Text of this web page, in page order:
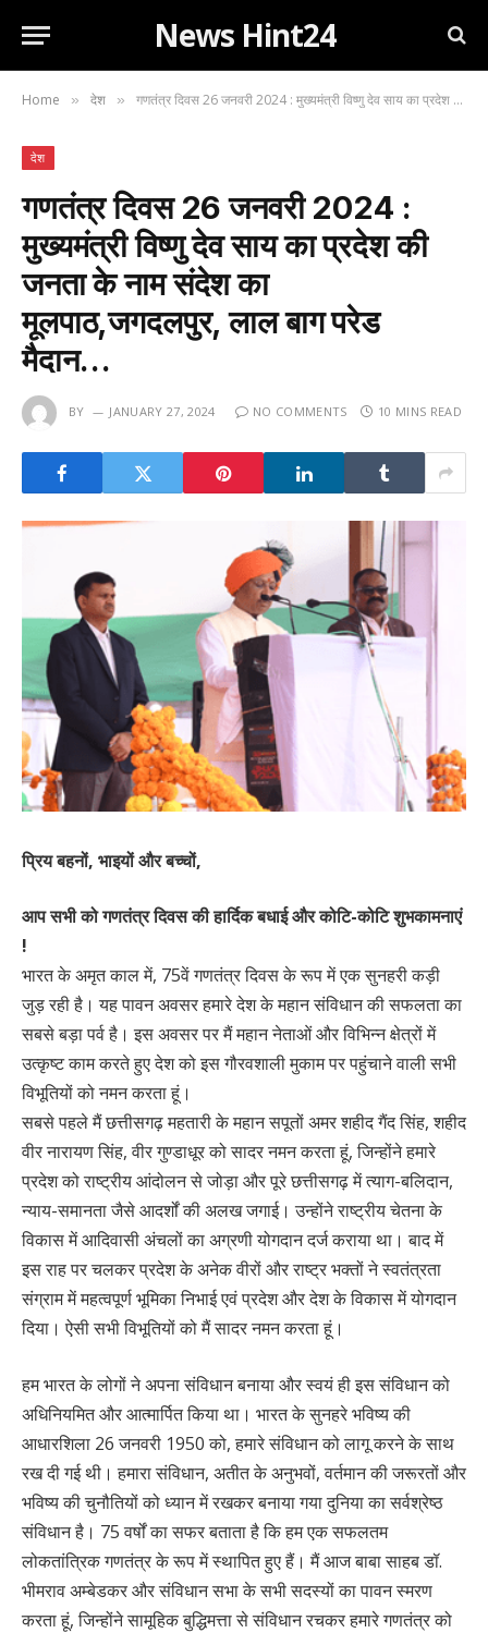
News Hint24
Home » देश » गणतंत्र दिवस 26 जनवरी 2024 : मुख्यमंत्री विष्णु देव साय का प्रदेश की जनता के नाम संदेश का मूलपाठ,जगदलपुर, लाल बाग परेड मैदान…
देश
गणतंत्र दिवस 26 जनवरी 2024 :
मुख्यमंत्री विष्णु देव साय का प्रदेश की
जनता के नाम संदेश का
मूलपाठ,जगदलपुर, लाल बाग परेड
मैदान…
BY JANUARY 27, 2024 NO COMMENTS 10 MINS READ
प्रिय बहनों, भाइयों और बच्चों,
आप सभी को गणतंत्र दिवस की हार्दिक बधाई और कोटि-कोटि शुभकामनाएं
!
भारत के अमृत काल में, 75वें गणतंत्र दिवस के रूप में एक सुनहरी कड़ी
जुड़ रही है। यह पावन अवसर हमारे देश के महान संविधान की सफलता का
सबसे बड़ा पर्व है। इस अवसर पर मैं महान नेताओं और विभिन्न क्षेत्रों में
उत्कृष्ट काम करते हुए देश को इस गौरवशाली मुकाम पर पहुंचाने वाली सभी
विभूतियों को नमन करता हूं।
सबसे पहले मैं छत्तीसगढ़ महतारी के महान सपूतों अमर शहीद गैंद सिंह, शहीद
वीर नारायण सिंह, वीर गुण्डाधूर को सादर नमन करता हूं, जिन्होंने हमारे
प्रदेश को राष्ट्रीय आंदोलन से जोड़ा और पूरे छत्तीसगढ़ में त्याग-बलिदान,
न्याय-समानता जैसे आदर्शों की अलख जगाई। उन्होंने राष्ट्रीय चेतना के
विकास में आदिवासी अंचलों का अग्रणी योगदान दर्ज कराया था। बाद में
इस राह पर चलकर प्रदेश के अनेक वीरों और राष्ट्र भक्तों ने स्वतंत्रता
संग्राम में महत्वपूर्ण भूमिका निभाई एवं प्रदेश और देश के विकास में योगदान
दिया। ऐसी सभी विभूतियों को मैं सादर नमन करता हूं।
हम भारत के लोगों ने अपना संविधान बनाया और स्वयं ही इस संविधान को
अधिनियमित और आत्मार्पित किया था। भारत के सुनहरे भविष्य की
आधारशिला 26 जनवरी 1950 को, हमारे संविधान को लागू करने के साथ
रख दी गई थी। हमारा संविधान, अतीत के अनुभवों, वर्तमान की जरूरतों और
भविष्य की चुनौतियों को ध्यान में रखकर बनाया गया दुनिया का सर्वश्रेष्ठ
संविधान है। 75 वर्षों का सफर बताता है कि हम एक सफलतम
लोकतांत्रिक गणतंत्र के रूप में स्थापित हुए हैं। मैं आज बाबा साहब डॉ.
भीमराव अम्बेडकर और संविधान सभा के सभी सदस्यों का पावन स्मरण
करता हूं, जिन्होंने सामूहिक बुद्धिमत्ता से संविधान रचकर हमारे गणतंत्र को